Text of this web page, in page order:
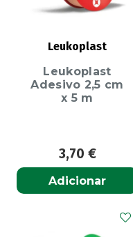
Leukoplast
Leukoplast
Adesivo 2,5 cm
x 5 m
3,70 €
Adicionar